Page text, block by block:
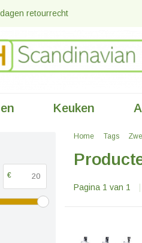
retourrecht
Keuken
€
Home Tags
Pagina 1 van 1